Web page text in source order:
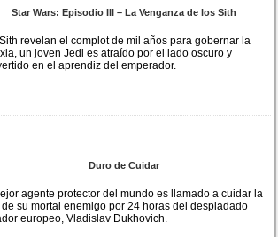
Star Wars: Episodio III – La Venganza de los Sith
revelan el complot de mil años para gobernar la
un joven Jedi es atraído por el lado oscuro y
en el aprendiz del emperador.
Duro de Cuidar
agente protector del mundo es llamado a cuidar la
de su mortal enemigo por 24 horas del despiadado
europeo, Vladislav Dukhovich.